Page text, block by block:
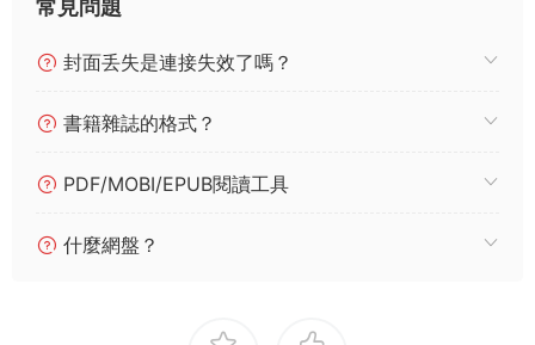
常見問題
封面丢失是連接失效了嗎？
書籍雜誌的格式？
PDF/MOBI/EPUB閱讀工具
什麼網盤？